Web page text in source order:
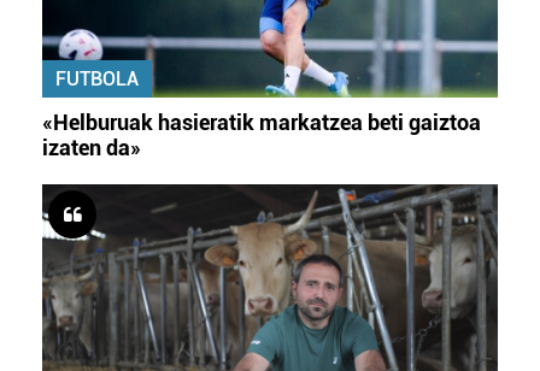
FUTBOLA
«Helburuak hasieratik markatzea beti gaiztoa
izaten da»